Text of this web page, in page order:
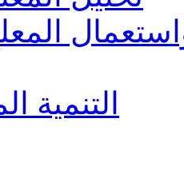
التنمية